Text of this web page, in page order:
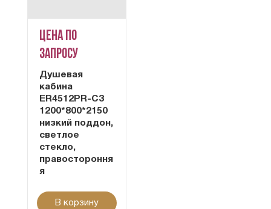
Цена по
запросу
Душевая
кабина
ER4512PR-C3
1200*800*2150
низкий поддон,
светлое
стекло,
правостороння
я
В корзину